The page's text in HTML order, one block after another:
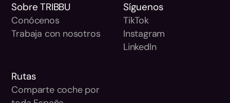
Sobre TRIBBU
Conócenos
Trabaja con nosotros
Síguenos
TikTok
Instagram
LinkedIn
Rutas
Comparte coche por